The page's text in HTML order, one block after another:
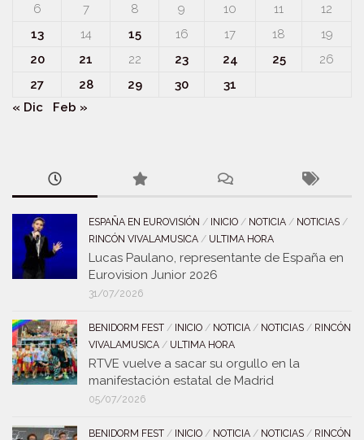
6
7 8 9 10 11
12
13
14 15 16 17 18
19
20
21 22 23 24 25
26
27
28 29 30
31
« Dic
Feb »
ESPAÑA EN EUROVISIÓN / INICIO / NOTICIA / NOTICIAS /
RINCÓN VIVALAMUSICA / ULTIMA HORA
Lucas Paulano, representante de España en
Eurovision Junior 2026
31/07/2026
BENIDORM FEST / INICIO / NOTICIA / NOTICIAS / RINCÓN
VIVALAMUSICA / ULTIMA HORA
RTVE vuelve a sacar su orgullo en la
manifestación estatal de Madrid
05/07/2026
BENIDORM FEST / INICIO / NOTICIA / NOTICIAS / RINCÓN